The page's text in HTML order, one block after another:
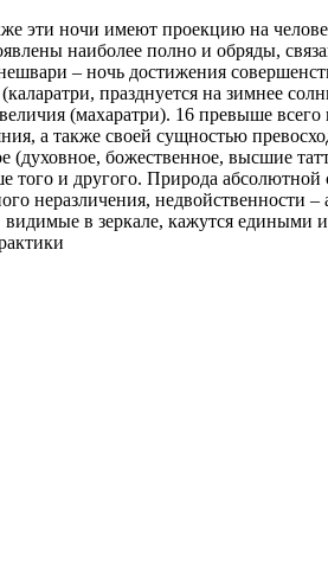
эти ночи имеют проекцию на
наиболее полно и обряды,
– ночь достижения
празднуется на зимнее
(махаратри). 16 превыше
а также своей сущностью
божественное, высшие
того и другого. Природа
неразличения,
в зеркале, кажутся